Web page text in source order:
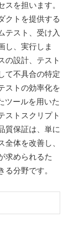
スを担います。
クトを提供する
テスト、受け入
し、実行しま
の設計、テスト
て不具合の特定
ストの効率化を
ツールを用いた
ストスクリプト
質保証は、単に
体を改善し、
求められるた
分野です。